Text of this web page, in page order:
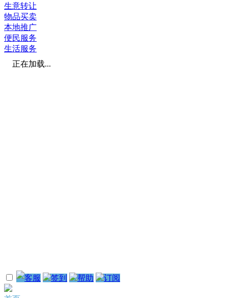
生意转让
物品买卖
本地推广
便民服务
生活服务
正在加载...
客服 签到 帮助 订阅